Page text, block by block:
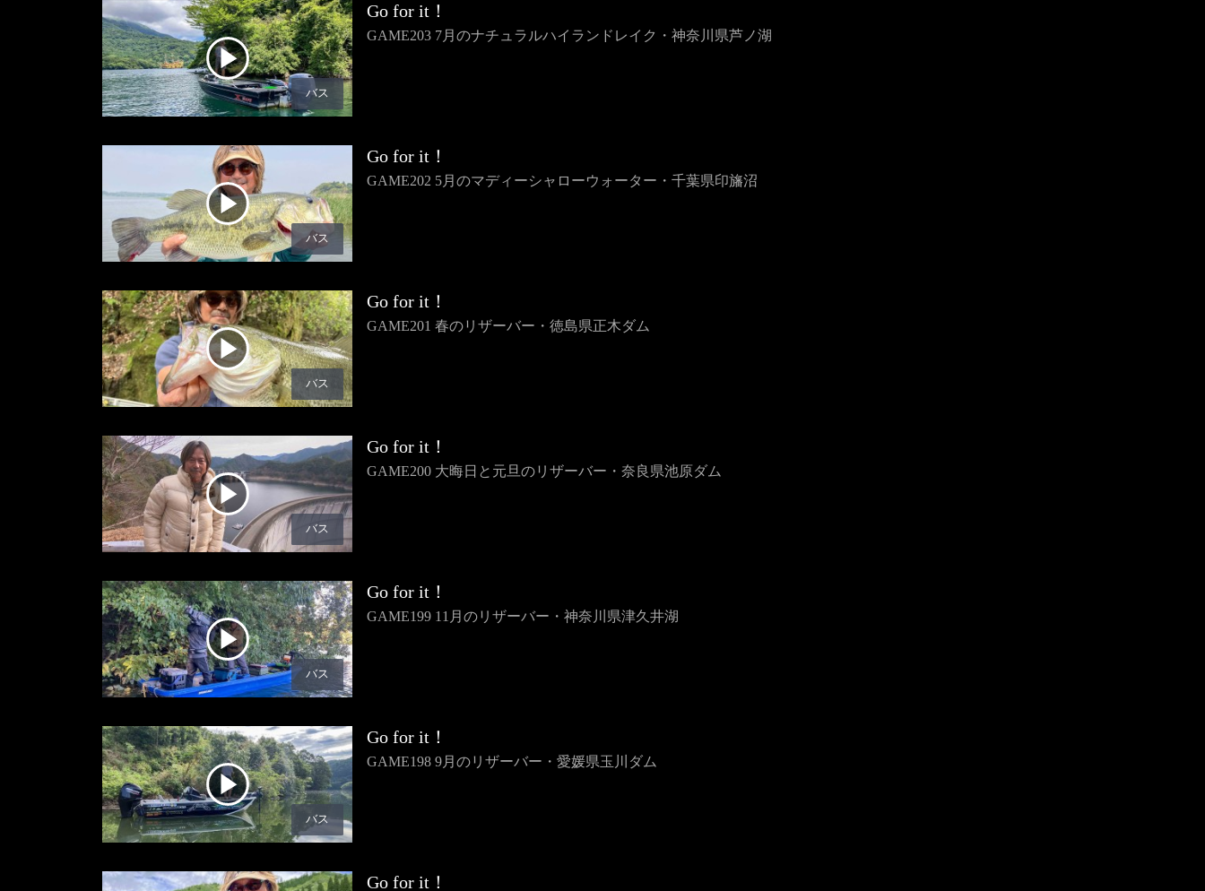
バス
Go for it！
GAME203 7月のナチュラルハイランドレイク・神奈川県芦ノ湖
バス
Go for it！
GAME202 5月のマディーシャローウォーター・千葉県印旛沼
バス
Go for it！
GAME201 春のリザーバー・徳島県正木ダム
バス
Go for it！
GAME200 大晦日と元旦のリザーバー・奈良県池原ダム
バス
Go for it！
GAME199 11月のリザーバー・神奈川県津久井湖
バス
Go for it！
GAME198 9月のリザーバー・愛媛県玉川ダム
Go for it！